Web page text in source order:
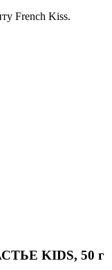
French Kiss.
KIDS, 50 г